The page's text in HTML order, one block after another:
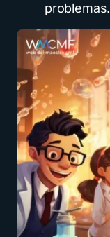
problemas.